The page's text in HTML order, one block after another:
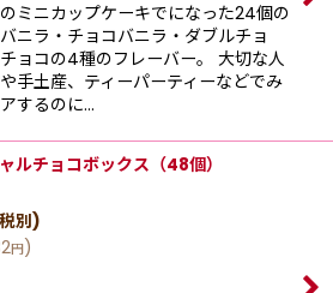
ミニカップケーキでになった24個の
ニラ・チョコバニラ・ダブルチョ
ョコの4種のフレーバー。 大切な人
手土産、ティーパーティーなどでみ
するのに…
ルチョコボックス（48個）
別)
円)